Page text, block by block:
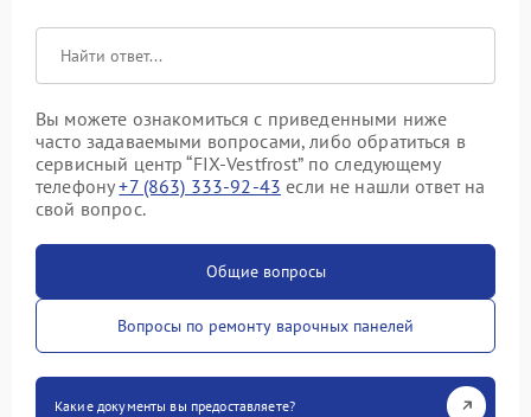
Вы можете ознакомиться с приведенными ниже
часто задаваемыми вопросами, либо обратиться в
сервисный центр “FIX-Vestfrost” по следующему
телефону+7 (863) 333-92-43 если не нашли ответ на
свой вопрос.
Общие вопросы
Вопросы по ремонту варочных панелей
Какие документы вы предоставляете?